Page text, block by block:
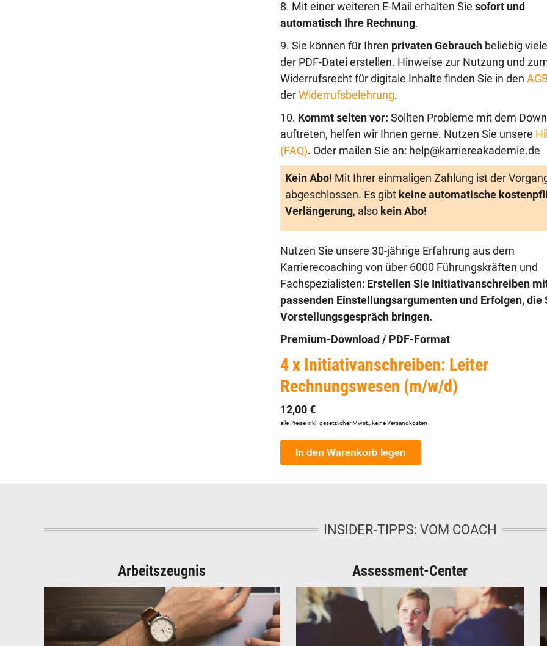
8. Mit einer weiteren E-Mail erhalten Sie sofort und
automatisch Ihre Rechnung.
9. Sie können für Ihren privaten Gebrauch beliebig
der PDF-Datei erstellen. Hinweise zur Nutzung und
Widerrufsrecht für digitale Inhalte finden Sie in den
der Widerrufsbelehrung.
10. Kommt selten vor: Sollten Probleme mit dem
auftreten, helfen wir Ihnen gerne. Nutzen Sie unsere
(FAQ). Oder mailen Sie an: help@karriereakademie.de
Kein Abo! Mit Ihrer einmaligen Zahlung ist der
abgeschlossen. Es gibt keine automatische
Verlängerung, alsokein Abo!
Nutzen Sie unsere 30-jährige Erfahrung aus dem
Karrierecoaching von über 6000 Führungskräften und
Fachspezialisten: Erstellen Sie Initiativanschreiben
passenden Einstellungsargumenten und Erfolgen, die
Vorstellungsgespräch bringen.
Premium-Download / PDF-Format
4 x Initiativanschreiben: Leiter
Rechnungswesen (m/w/d)
12,00 €
alle Preise inkl. gesetzlicher Mwst., keine Versandkosten
In den Warenkorb legen
INSIDER-TIPPS: VOM COACH
Arbeitszeugnis Assessment-Center